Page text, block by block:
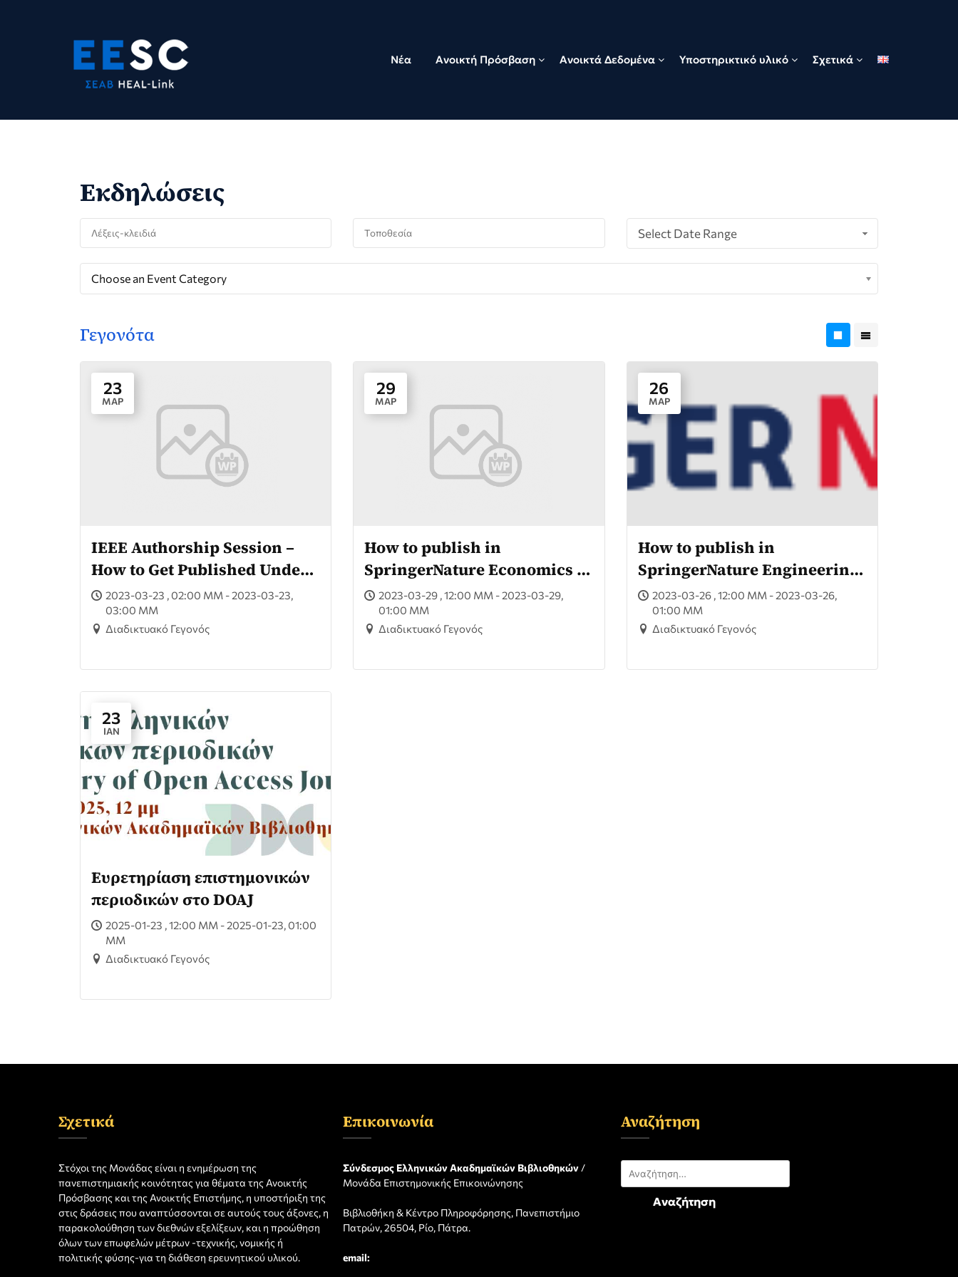
Νέα Ανοικτή Πρόσβαση Ανοικτά Δεδομένα Υποστηρικτικό υλικό Σχετικά
Εκδηλώσεις
Select Date Range
Choose an Event Category
Γεγονότα
23
ΜΑΡ
IEEE Authorship Session –
How to Get Published Under
the HEAL-Link Open Access
Agreement with IEEE
2023-03-23 , 02:00 ΜΜ - 2023-03-23,
03:00 ΜΜ
Διαδικτυακό Γεγονός
29
ΜΑΡ
How to publish in
SpringerNature Economics &
Business Administration
Journals
2023-03-29 , 12:00 ΜΜ - 2023-03-29,
01:00 ΜΜ
Διαδικτυακό Γεγονός
26
ΜΑΡ
How to publish in
SpringerNature Engineering
Journals
2023-03-26 , 12:00 ΜΜ - 2023-03-26,
01:00 ΜΜ
Διαδικτυακό Γεγονός
23
ΙΑΝ
Eυρετηρίαση επιστημονικών
περιοδικών στο DOAJ
2025-01-23 , 12:00 ΜΜ - 2025-01-23, 01:00
ΜΜ
Διαδικτυακό Γεγονός
Σχετικά
Στόχοι της Μονάδας είναι η ενημέρωση της
πανεπιστημιακής κοινότητας για θέματα της Ανοικτής
Πρόσβασης και της Ανοικτής Επιστήμης, η υποστήριξη της
στις δράσεις που αναπτύσσονται σε αυτούς τους άξονες, η
παρακολούθηση των διεθνών εξελίξεων, και η προώθηση
όλων των επωφελών μέτρων -τεχνικής, νομικής ή
πολιτικής φύσης-για τη διάθεση ερευνητικού υλικού.
Επικοινωνία
Σύνδεσμος Ελληνικών Ακαδημαϊκών Βιβλιοθηκών /
Μονάδα Επιστημονικής Επικοινώνησης
Βιβλιοθήκη & Κέντρο Πληροφόρησης, Πανεπιστήμιο
Πατρών, 26504, Ρίο, Πάτρα.
email:
Αναζήτηση
Αναζήτηση
για: